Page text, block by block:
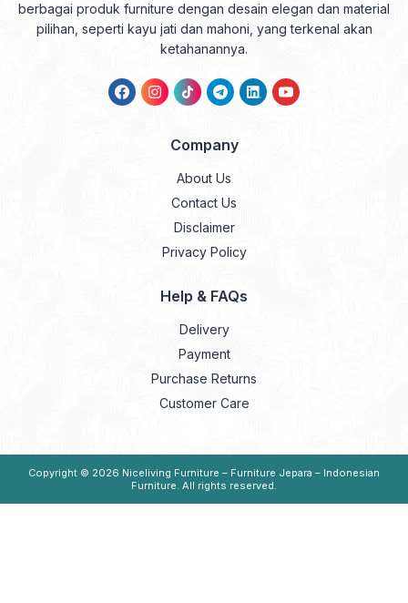
berbagai produk furniture dengan desain elegan dan material
pilihan, seperti kayu jati dan mahoni, yang terkenal akan
ketahanannya.
Company
About Us
Contact Us
Disclaimer
Privacy Policy
Help & FAQs
Delivery
Payment
Purchase Returns
Customer Care
Copyright © 2026 Niceliving Furniture – Furniture Jepara – Indonesian
Furniture. All rights reserved.